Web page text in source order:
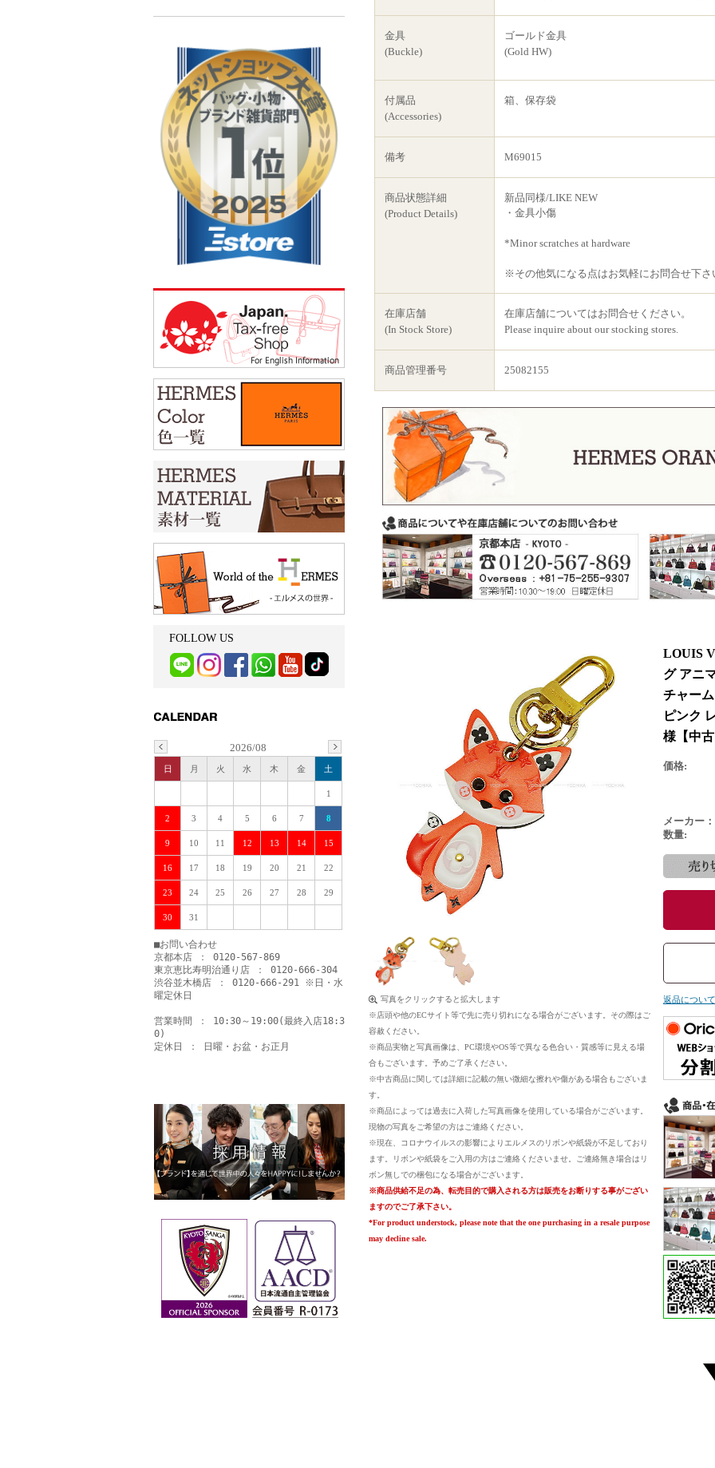
金具
(Buckle)
ゴールド金具
(Gold HW)
付属品
(Accessories)
箱、保存袋
備考 M69015
商品状態詳細
(Product Details)
新品同様/LIKE NEW
・金具小傷
*Minor scratches at hardware
※その他気になる点はお気軽にお問合せ下さ
在庫店舗
(In Stock Store)
在庫店舗についてはお問合せください。
Please inquire about our stocking stores.
商品管理番号 25082155
写真をクリックすると拡大します
※店頭や他のECサイト等で先に売り切れになる場合がございます。その際はご
容赦ください。
※商品実物と写真画像は、PC環境やOS等で異なる色合い・質感等に見える場
合もございます。予めご了承ください。
※中古商品に関しては詳細に記載の無い微細な擦れや傷がある場合もございま
す。
※商品によっては過去に入荷した写真画像を使用している場合がございます。
現物の写真をご希望の方はご連絡ください。
※現在、コロナウイルスの影響によりエルメスのリボンや紙袋が不足しており
ます。リボンや紙袋をご入用の方はご連絡くださいませ。ご連絡無き場合はリ
ボン無しでの梱包になる場合がございます。
※商品供給不足の為、転売目的で購入される方は販売をお断りする事がござい
ますのでご了承下さい。
*For product understock, please note that the one purchasing in a resale purpose
may decline sale.
LOUIS
グ アニ
チャー
ピンク
様【中
価格:
メーカー：
数量:
返品につい
FOLLOW US
2026/08
日 月 火 水 木 金 土
1
2 3 4 5 6 7 8
9 10 11 12 13 14 15
16 17 18 19 20 21 22
23 24 25 26 27 28 29
30 31
■お問い合わせ
京都本店 ： 0120-567-869
東京恵比寿明治通り店 ： 0120-666-304
渋谷並木橋店 ： 0120-666-291 ※日・水
曜定休日
営業時間 ： 10:30～19:00(最終入店18:3
0)
定休日 ： 日曜・お盆・お正月